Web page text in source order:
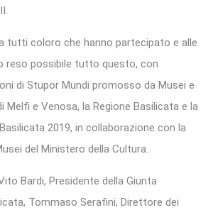
tutti coloro che hanno partecipato e alle
reso possibile tutto questo, con
di Stupor Mundi promosso da Musei e
Melfi e Venosa, la Regione Basilicata e la
2019, in collaborazione con la
del Ministero della Cultura.
Bardi, Presidente della Giunta
Tommaso Serafini, Direttore dei